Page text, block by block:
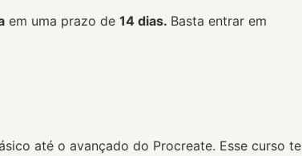
em uma prazo de 14 dias. Basta entrar em
até o avançado do Procreate. Esse curso te